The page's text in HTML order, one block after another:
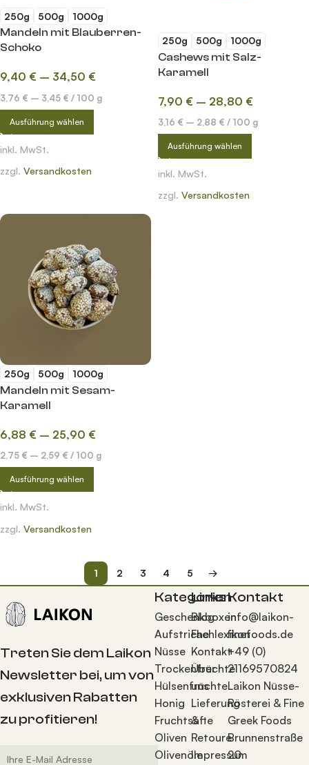
250g 500g 1000g
Mandeln mit Blauberren-
Schoko
9,40 € – 34,50 €
3,76 € – 3,45 € / 100 g
Ausführung wählen
inkl. MwSt.
zzgl. Versandkosten
250g 500g 1000g
Cashews mit Salz-
Karamell
7,90 € – 28,80 €
3,16 € – 2,88 € / 100 g
Ausführung wählen
inkl. MwSt.
zzgl. Versandkosten
250g 500g 1000g
Mandeln mit Sesam-
Karamell
6,88 € – 25,90 €
2,75 € – 2,59 € / 100 g
Ausführung wählen
inkl. MwSt.
zzgl. Versandkosten
1 2 3 4 5 →
Treten Sie dem Laikon
Newsletter bei, um von
exklusiven Rabatten
zu profitieren!
Kategorien
Geschenkboxen
Aufstriche
Nüsse
Trockenfrüchte
Hülsenfrüchte
Honig
Fruchtsäfte
Oliven
Olivenöle
Links
Blog
Fachlexikon
Kontakt
Über
uns
Lieferung
&
Retoure
Impressum
Kontakt
info@laikon-
finefoods.de
+49 (0)
21169570824
Laikon Nüsse-
Rösterei & Fine
Greek Foods
Brunnenstraße
20